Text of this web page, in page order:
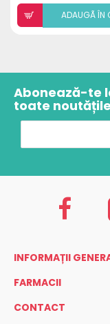
ADAUGÃ ÎN
Abonează-te
toate
INFORMAȚII
FARMACII
CONTACT